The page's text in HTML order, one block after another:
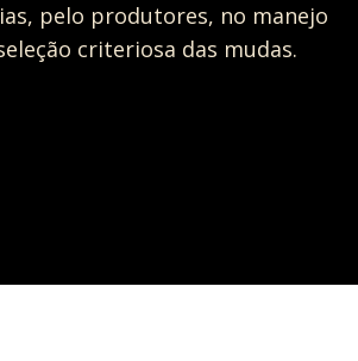
pelo produtores, no manejo
criteriosa das mudas.